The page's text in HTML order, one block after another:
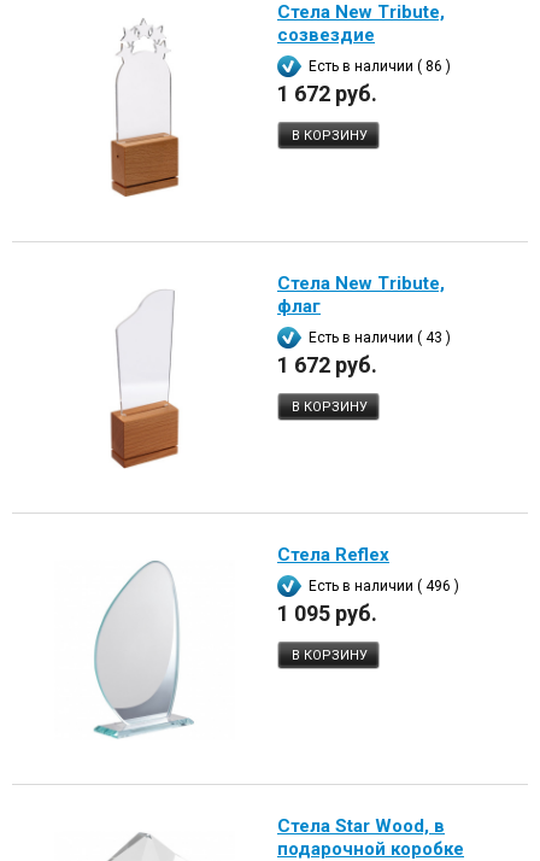
Стела New Tribute,
созвездие
Есть в наличии ( 86 )
1 672 руб.
В КОРЗИНУ
Стела New Tribute,
флаг
Есть в наличии ( 43 )
1 672 руб.
В КОРЗИНУ
Стела Reflex
Есть в наличии ( 496 )
1 095 руб.
В КОРЗИНУ
Стела Star Wood, в
подарочной коробке